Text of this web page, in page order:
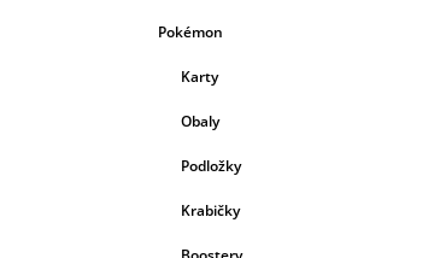
Pokémon
Karty
Obaly
Podložky
Krabičky